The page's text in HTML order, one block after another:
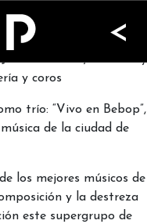
<
Piano, teclados y
y coros
trío: “Vivo en Bebop”,
de la ciudad de
los mejores músicos de
y la destreza
este supergrupo de